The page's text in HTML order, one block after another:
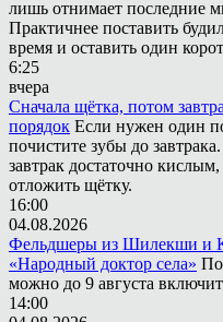
лишь отнимает последние
Практичнее поставить
время и оставить один
6:25
вчера
Сначала щётка, потом
порядок Если нужен один
почистите зубы до
завтрак достаточно
отложить щётку.
16:00
04.08.2026
Фельдшеры из Шилекши и
«Народный доктор села»
можно до 9 августа
14:00